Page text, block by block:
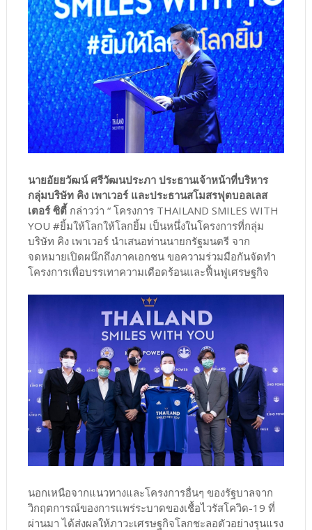
นายอัยยวัฒน์ ศรีวัฒนประภา ประธานเจ้าหน้าที่บริหาร
กลุ่มบริษัท คิง เพาเวอร์ และประธานสโมสรฟุตบอลเลส
เตอร์ ซิตี้ กล่าวว่า “ โครงการ THAILAND SMILES WITH
YOU #ยิ้มให้โลกให้โลกยิ้ม เป็นหนึ่งในโครงการที่กลุ่ม
บริษัท คิง เพาเวอร์ นำเสนอท่านนายกรัฐมนตรี จาก
จดหมายเปิดผนึกถึงภาคเอกชน ขอความร่วมมือกันจัดทำ
โครงการเพื่อบรรเทาความเดือดร้อนและฟื้นฟูเศรษฐกิจ
นอกเหนือจากแนวทางและโครงการอื่นๆ ของรัฐบาลจาก
วิกฤตการณ์ของการแพร่ระบาดของเชื้อไวรัสโควิด-19 ที่
ผ่านมา ได้ส่งผลให้ภาวะเศรษฐกิจโลกชะลอตัวอย่างรุนแรง